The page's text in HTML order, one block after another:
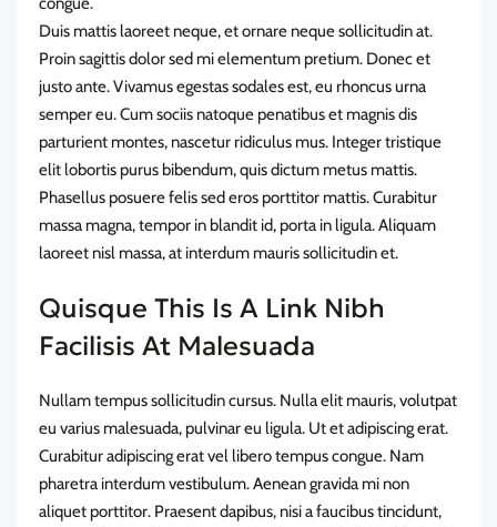
Duis mattis laoreet neque, et ornare neque sollicitudin at.
Proin sagittis dolor sed mi elementum pretium. Donec et
justo ante. Vivamus egestas sodales est, eu rhoncus urna
semper eu. Cum sociis natoque penatibus et magnis dis
parturient montes, nascetur ridiculus mus. Integer tristique
elit lobortis purus bibendum, quis dictum metus mattis.
Phasellus posuere felis sed eros porttitor mattis. Curabitur
massa magna, tempor in blandit id, porta in ligula. Aliquam
laoreet nisl massa, at interdum mauris sollicitudin et.
Quisque This Is A Link Nibh
Facilisis At Malesuada
Nullam tempus sollicitudin cursus. Nulla elit mauris, volutpat
eu varius malesuada, pulvinar eu ligula. Ut et adipiscing erat.
Curabitur adipiscing erat vel libero tempus congue. Nam
pharetra interdum vestibulum. Aenean gravida mi non
aliquet porttitor. Praesent dapibus, nisi a faucibus tincidunt,